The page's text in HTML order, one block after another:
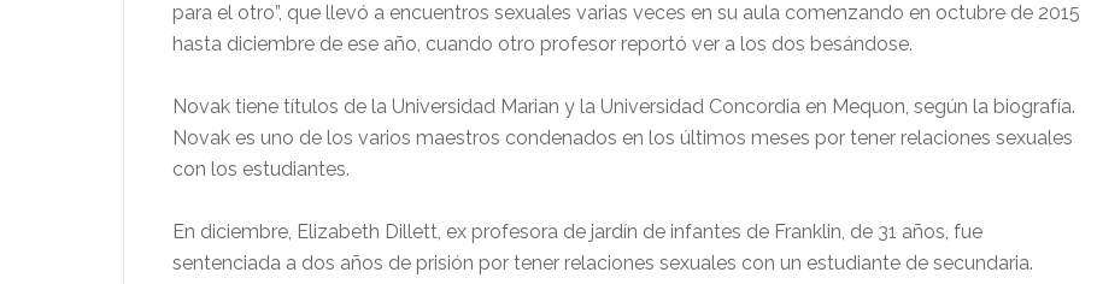
para el otro”, que llevó a encuentros sexuales varias veces en su aula comenzando en octubre de 2015
hasta diciembre de ese año, cuando otro profesor reportó ver a los dos besándose.
Novak tiene títulos de la Universidad Marian y la Universidad Concordia en Mequon, según la biografía.
Novak es uno de los varios maestros condenados en los últimos meses por tener relaciones sexuales
con los estudiantes.
En diciembre, Elizabeth Dillett, ex profesora de jardín de infantes de Franklin, de 31 años, fue
sentenciada a dos años de prisión por tener relaciones sexuales con un estudiante de secundaria.